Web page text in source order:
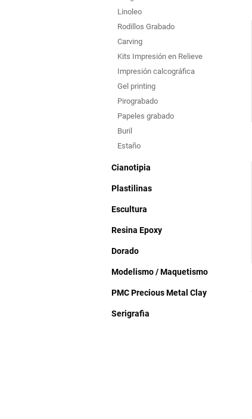
Linoleo
Rodillos Grabado
Carving
Kits Impresión en Relieve
Impresión calcográfica
Gel printing
Pirograbado
Papeles grabado
Buril
Estaño
Cianotipia
Plastilinas
Escultura
Resina Epoxy
Dorado
Modelismo / Maquetismo
PMC Precious Metal Clay
Serigrafia